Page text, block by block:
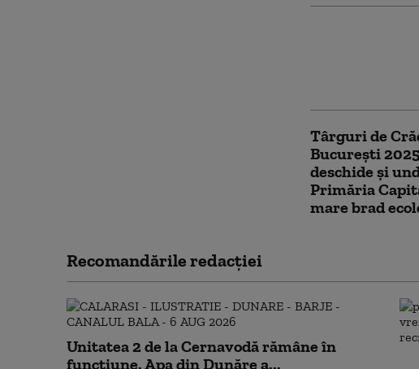
Târguri de
București
deschide și
Primăria
mare brad
Recomandările redacţiei
Unitatea 2 de la Cernavodă rămâne în
funcțiune. Apa din Dunăre a...